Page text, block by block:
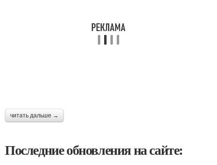
читать дальше →
Последние обновления на сайте: